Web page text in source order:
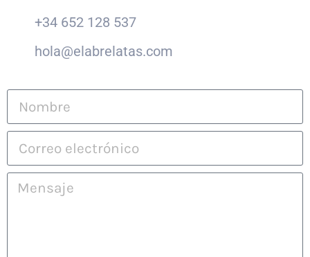
+34 652 128 537
hola@elabrelatas.com